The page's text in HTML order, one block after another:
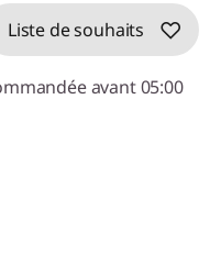
Liste de souhaits
avant 05:00